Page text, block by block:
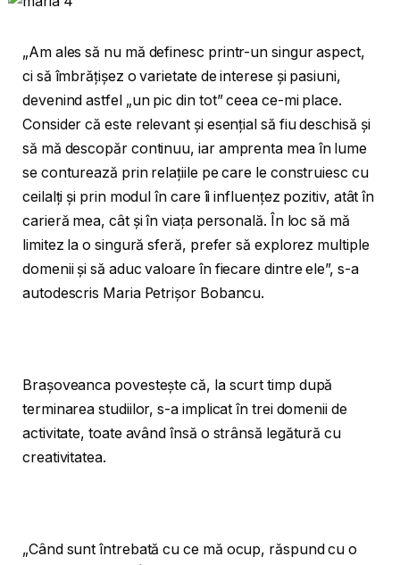
„Am ales să nu mă definesc printr-un singur aspect,
ci să îmbrățișez o varietate de interese și pasiuni,
devenind astfel „un pic din tot” ceea ce-mi place.
Consider că este relevant și esențial să fiu deschisă și
să mă descopăr continuu, iar amprenta mea în lume
se conturează prin relațiile pe care le construiesc cu
ceilalți și prin modul în care îi influențez pozitiv, atât în
carieră mea, cât și în viața personală. În loc să mă
limitez la o singură sferă, prefer să explorez multiple
domenii și să aduc valoare în fiecare dintre ele”, s-a
autodescris Maria Petrișor Bobancu.
Brașoveanca povestește că, la scurt timp după
terminarea studiilor, s-a implicat în trei domenii de
activitate, toate având însă o strânsă legătură cu
creativitatea.
„Când sunt întrebată cu ce mă ocup, răspund cu o